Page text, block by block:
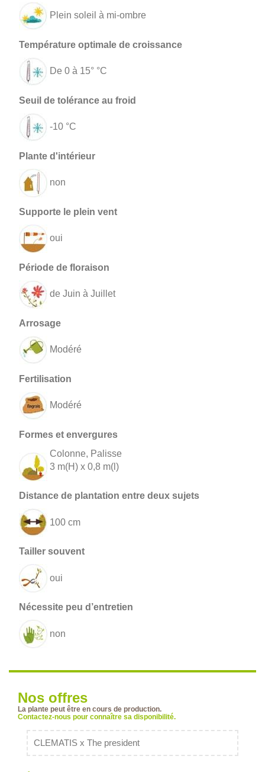
Plein soleil à mi-ombre
De 0 à 15° °C
-10 °C
non
oui
de Juin à Juillet
Modéré
Modéré
Colonne, Palisse
3 m(H) x 0,8 m(l)
100 cm
oui
non
Nos offres
La plante peut être en cours de production.
Contactez-nous pour connaître sa disponibilité.
CLEMATIS x The president